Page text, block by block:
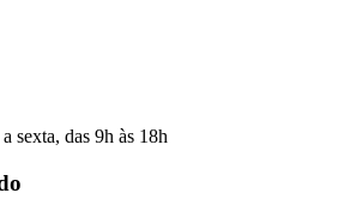
sexta, das 9h às 18h